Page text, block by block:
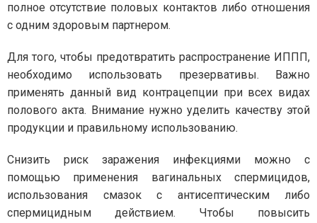
полное отсутствие половых контактов либо отношения
с одним здоровым партнером.
Для того, чтобы предотвратить распространение ИППП,
необходимо использовать презервативы. Важно
применять данный вид контрацепции при всех видах
полового акта. Внимание нужно уделить качеству этой
продукции и правильному использованию.
Снизить риск заражения инфекциями можно с
помощью применения вагинальных спермицидов,
использования смазок с антисептическим либо
спермицидным действием. Чтобы повысить